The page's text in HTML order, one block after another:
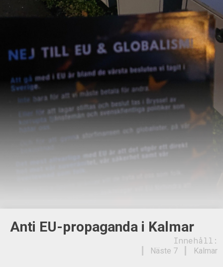
Anti EU-propaganda i Kalmar
Innehåll:
Kalmar
Näste 7